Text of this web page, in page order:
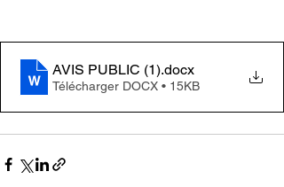
AVIS PUBLIC (1).docx
Télécharger DOCX • 15KB